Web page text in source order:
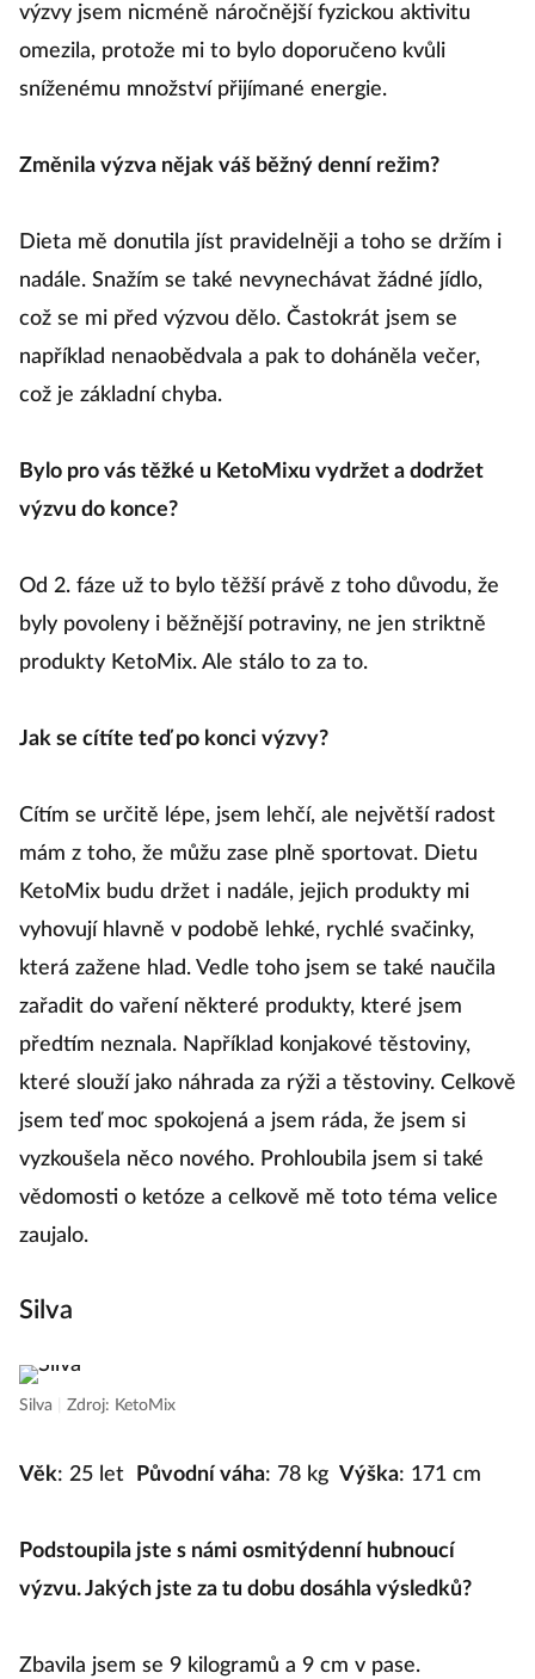
výzvy jsem nicméně náročnější fyzickou aktivitu
omezila, protože mi to bylo doporučeno kvůli
sníženému množství přijímané energie.
Změnila výzva nějak váš běžný denní režim?
Dieta mě donutila jíst pravidelněji a toho se držím i
nadále. Snažím se také nevynechávat žádné jídlo,
což se mi před výzvou dělo. Častokrát jsem se
například nenaobědvala a pak to doháněla večer,
což je základní chyba.
Bylo pro vás těžké u KetoMixu vydržet a dodržet
výzvu do konce?
Od 2. fáze už to bylo těžší právě z toho důvodu, že
byly povoleny i běžnější potraviny, ne jen striktně
produkty KetoMix. Ale stálo to za to.
Jak se cítíte teď po konci výzvy?
Cítím se určitě lépe, jsem lehčí, ale největší radost
mám z toho, že můžu zase plně sportovat. Dietu
KetoMix budu držet i nadále, jejich produkty mi
vyhovují hlavně v podobě lehké, rychlé svačinky,
která zažene hlad. Vedle toho jsem se také naučila
zařadit do vaření některé produkty, které jsem
předtím neznala. Například konjakové těstoviny,
které slouží jako náhrada za rýži a těstoviny. Celkově
jsem teď moc spokojená a jsem ráda, že jsem si
vyzkoušela něco nového. Prohloubila jsem si také
vědomosti o ketóze a celkově mě toto téma velice
zaujalo.
Silva
Silva Zdroj: KetoMix
Věk: 25 let Původní váha: 78 kg Výška: 171 cm
Podstoupila jste s námi osmitýdenní hubnoucí
výzvu. Jakých jste za tu dobu dosáhla výsledků?
Zbavila jsem se 9 kilogramů a 9 cm v pase.